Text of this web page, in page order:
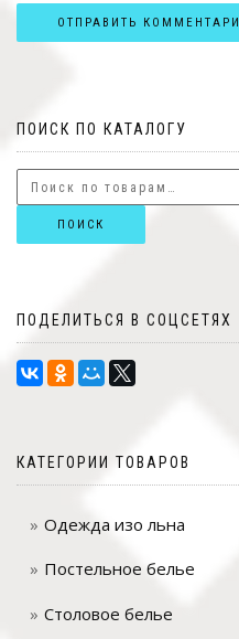
ПОИСК ПО КАТАЛОГУ
ПОИСК
ПОДЕЛИТЬСЯ В СОЦСЕТЯХ
КАТЕГОРИИ ТОВАРОВ
Одежда изо льна
Постельное белье
Столовое белье